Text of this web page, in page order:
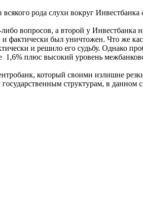
рода слухи вокруг Инвестбанка
вопросов, а второй у Инвестбанка
фактически был уничтожен. Что же
и решило его судьбу. Однако
1,6% плюс высокий уровень
который своими излишне
структурам, в данном